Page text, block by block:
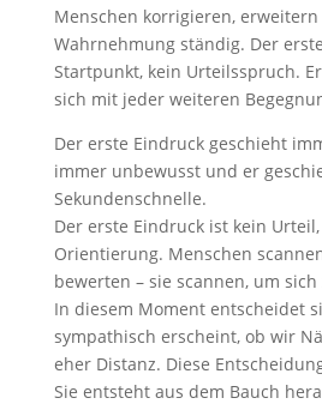
Menschen korrigieren,
Wahrnehmung ständig. Der
Startpunkt, kein Urteilsspruch.
sich mit jeder weiteren
Der erste Eindruck geschieht
immer unbewusst und er
Sekundenschnelle.
Der erste Eindruck ist kein
Orientierung. Menschen
bewerten – sie scannen, um
In diesem Moment entscheidet
sympathisch erscheint, ob wir
eher Distanz. Diese
Sie entsteht aus dem Bauch